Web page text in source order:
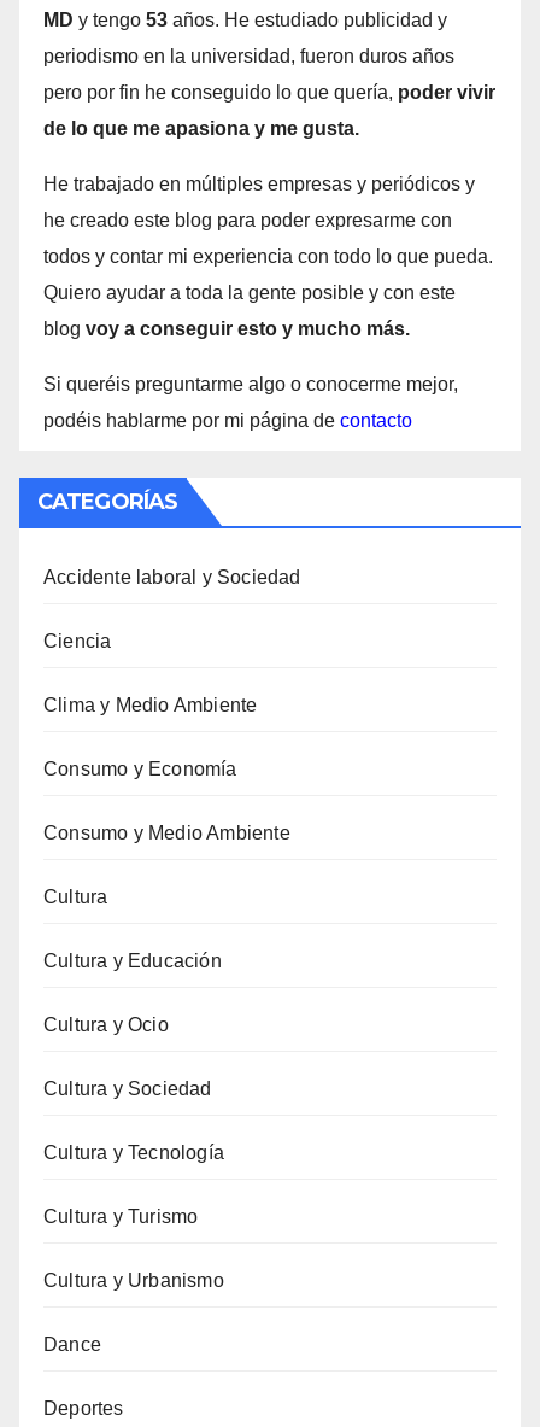
MD y tengo 53 años. He estudiado publicidad y
periodismo en la universidad, fueron duros años
pero por fin he conseguido lo que quería, poder vivir
de lo que me apasiona y me gusta.
He trabajado en múltiples empresas y periódicos y
he creado este blog para poder expresarme con
todos y contar mi experiencia con todo lo que pueda.
Quiero ayudar a toda la gente posible y con este
blog voy a conseguir esto y mucho más.
Si queréis preguntarme algo o conocerme mejor,
podéis hablarme por mi página de contacto
CATEGORÍAS
Accidente laboral y Sociedad
Ciencia
Clima y Medio Ambiente
Consumo y Economía
Consumo y Medio Ambiente
Cultura
Cultura y Educación
Cultura y Ocio
Cultura y Sociedad
Cultura y Tecnología
Cultura y Turismo
Cultura y Urbanismo
Dance
Deportes